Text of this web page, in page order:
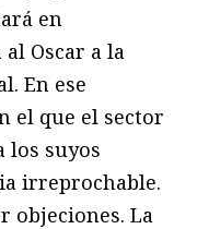
en
Oscar a la
En ese
el que el sector
los suyos
irreprochable.
objeciones. La